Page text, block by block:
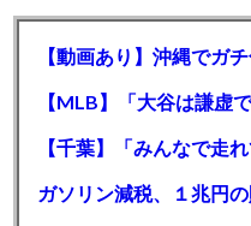
【動画あり】沖縄でガ